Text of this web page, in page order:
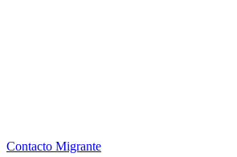
Contacto Migrante